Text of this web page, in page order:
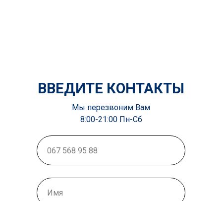
ВВЕДИТЕ КОНТАКТЫ
Мы перезвоним Вам
8:00-21:00 Пн-Сб